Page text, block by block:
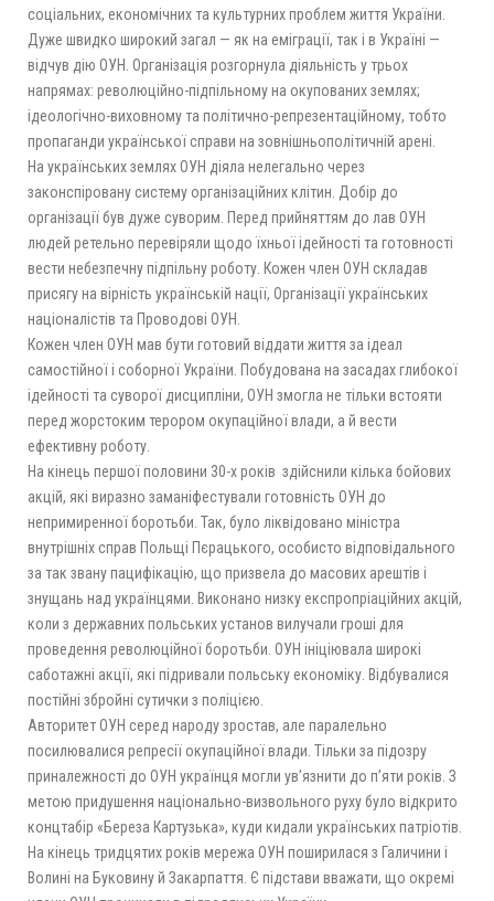
соціальних, економічних та культурних проблем життя України.
Дуже швидко широкий загал — як на еміграції, так і в Україні —
відчув дію ОУН. Організація розгорнула діяльність у трьох
напрямах: революційно-підпільному на окупованих землях;
ідеологічно-виховному та політично-репрезентаційному, тобто
пропаганди української справи на зовнішньополітичній арені.
На українських землях ОУН діяла нелегально через
законспіровану систему організаційних клітин. Добір до
організації був дуже суворим. Перед прийняттям до лав ОУН
людей ретельно перевіряли щодо їхньої ідейності та готовності
вести небезпечну підпільну роботу. Кожен член ОУН складав
присягу на вірність українській нації, Організації українських
націоналістів та Проводові ОУН.
Кожен член ОУН мав бути готовий віддати життя за ідеал
самостійної і соборної України. Побудована на засадах глибокої
ідейності та суворої дисципліни, ОУН змогла не тільки встояти
перед жорстоким терором окупаційної влади, а й вести
ефективну роботу.
На кінець першої половини 30-х років здійснили кілька бо­йових
акцій, які виразно заманіфестували готовність ОУН до
непримиренної боротьби. Так, було ліквідовано міністра
внутрішніх справ Польщі Пєрацького, особисто відповідального
за так звану пацифікацію, що призвела до масових арештів і
знущань над українцями. Виконано низку експропріаційних акцій,
коли з державних польських установ вилучали гроші для
проведення революційної боротьби. ОУН ініціювала широкі
саботажні акції, які підривали польську економіку. Відбувалися
постійні зброй­ні сутички з поліцією.
Авторитет ОУН серед народу зростав, але паралельно
посилювалися репресії окупаційної влади. Тільки за підозру
приналежності до ОУН українця могли ув’язнити до п’яти років. З
метою придушення національно-визвольного руху було відкрито
концтабір «Береза Картузька», куди кидали українських патріотів.
На кінець тридцятих років мережа ОУН поширилася з Галичини і
Волині на Буковину й Закарпаття. Є підстави вважати, що окремі